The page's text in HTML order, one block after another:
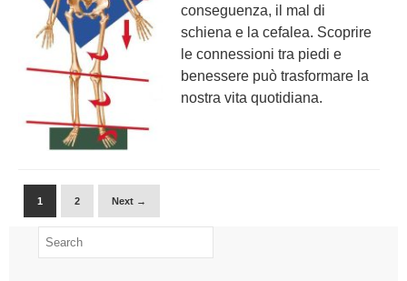
conseguenza, il mal di
schiena e la cefalea. Scoprire
le connessioni tra piedi e
benessere può trasformare la
nostra vita quotidiana.
1 2 Next →